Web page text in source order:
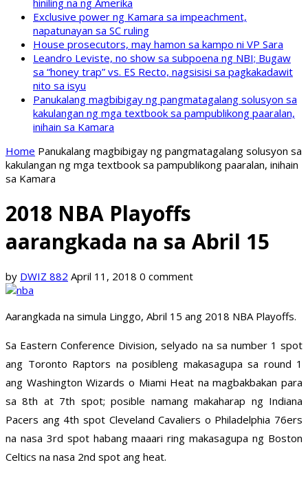
hiniling na ng Amerika
Exclusive power ng Kamara sa impeachment,
napatunayan sa SC ruling
House prosecutors, may hamon sa kampo ni VP Sara
Leandro Leviste, no show sa subpoena ng NBI; Bugaw
sa “honey trap” vs. ES Recto, nagsisisi sa pagkakadawit
nito sa isyu
Panukalang magbibigay ng pangmatagalang solusyon sa
kakulangan ng mga textbook sa pampublikong paaralan,
inihain sa Kamara
Home Panukalang magbibigay ng pangmatagalang solusyon sa
kakulangan ng mga textbook sa pampublikong paaralan, inihain
sa Kamara
2018 NBA Playoffs
aarangkada na sa Abril 15
by DWIZ 882 April 11, 2018 0 comment
Aarangkada na simula Linggo, Abril 15 ang 2018 NBA Playoffs.
Sa Eastern Conference Division, selyado na sa number 1 spot
ang Toronto Raptors na posibleng makasagupa sa round 1
ang Washington Wizards o Miami Heat na magbakbakan para
sa 8th at 7th spot; posible namang makaharap ng Indiana
Pacers ang 4th spot Cleveland Cavaliers o Philadelphia 76ers
na nasa 3rd spot habang maaari ring makasagupa ng Boston
Celtics na nasa 2nd spot ang heat.